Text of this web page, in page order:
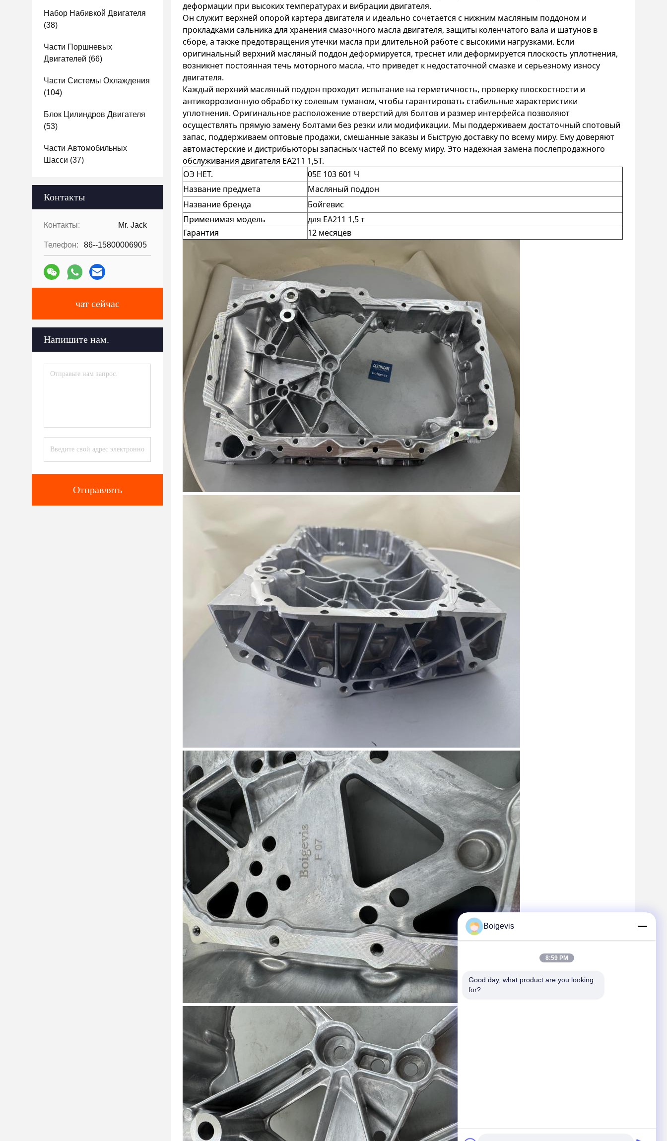
Набор Набивкой Двигателя
(38)
Части Поршневых
Двигателей (66)
Части Системы Охлаждения
(104)
Блок Цилиндров Двигателя
(53)
Части Автомобильных
Шасси (37)
Контакты
Контакты: Mr. Jack
Телефон: 86--15800006905
чат сейчас
Напишите нам.
Отправлять
деформации при высоких температурах и вибрации двигателя.
Он служит верхней опорой картера двигателя и идеально сочетается с нижним масляным поддоном и
прокладками сальника для хранения смазочного масла двигателя, защиты коленчатого вала и шатунов в
сборе, а также предотвращения утечки масла при длительной работе с высокими нагрузками. Если
оригинальный верхний масляный поддон деформируется, треснет или деформируется плоскость уплотнения,
возникнет постоянная течь моторного масла, что приведет к недостаточной смазке и серьезному износу
двигателя.
Каждый верхний масляный поддон проходит испытание на герметичность, проверку плоскостности и
антикоррозионную обработку солевым туманом, чтобы гарантировать стабильные характеристики
уплотнения. Оригинальное расположение отверстий для болтов и размер интерфейса позволяют
осуществлять прямую замену болтами без резки или модификации. Мы поддерживаем достаточный спотовый
запас, поддерживаем оптовые продажи, смешанные заказы и быструю доставку по всему миру. Ему доверяют
автомастерские и дистрибьюторы запасных частей по всему миру. Это надежная замена послепродажного
обслуживания двигателя EA211 1,5T.
ОЭ НЕТ.
05E 103 601 Ч
Название предмета
Масляный поддон
Название бренда
Бойгевис
Применимая модель
для EA211 1,5 т
Гарантия
12 месяцев
Boigevis
8:59 PM
Good day, what product are you looking
for?